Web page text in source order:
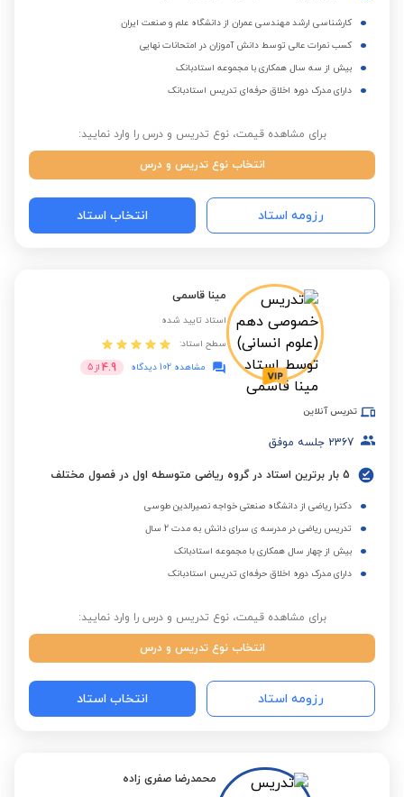
کارشناسی ارشد مهندسی عمران از دانشگاه علم و صنعت ایران
کسب نمرات عالی توسط دانش آموزان در امتحانات نهایی
بیش از سه سال همکاری با مجموعه استادبانک
دارای مدرک دوره اخلاق حرفه‌ای تدریس استادبانک
برای مشاهده قیمت، نوع تدریس و درس را وارد نمایید:
انتخاب نوع تدریس و درس
رزومه استاد انتخاب استاد
مینا قاسمی
استاد تایید شده
سطح استاد:
مشاهده 102 دیدگاه
4.9 از 5
تدریس آنلاین
2367 جلسه موفق
5 بار برترین استاد در گروه ریاضی متوسطه اول در فصول مختلف
دکترا ریاضی از دانشگاه صنعتی خواجه نصیرالدین طوسی
تدریس ریاضی در مدرسه ی سرای دانش به مدت 2 سال
بیش از چهار سال همکاری با مجموعه استادبانک
دارای مدرک دوره اخلاق حرفه‌ای تدریس استادبانک
برای مشاهده قیمت، نوع تدریس و درس را وارد نمایید:
انتخاب نوع تدریس و درس
رزومه استاد انتخاب استاد
محمدرضا صفری زاده